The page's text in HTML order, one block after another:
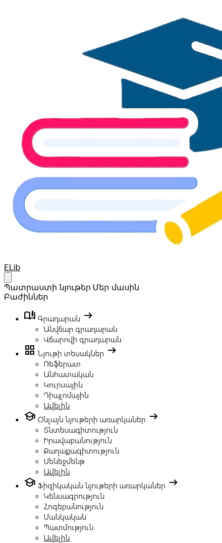
Your Company
ELib
Պատրաստի նյութեր Մեր մասին
Բաժիններ
book_ribbon Գրադարան arrow_right_alt
Անվճար գրադարան
Վճարովի գրադարան
grid_view Նյութի տեսակներ arrow_right_alt
Ռեֆերատ
Անհատական
Կուրսային
Դիպլոմային
Ավելին
school Օնլայն նյութերի առարկաներ arrow_right_alt
Տնտեսագիտություն
Իրավաբանություն
Քաղաքագիտություն
Մենեջմենթ
Ավելին
school Ֆիզիկական նյութերի առարկաներ arrow_right_alt
Կենսագրություն
Հոգեբանություն
Մանկական
Պատմություն
Ավելին